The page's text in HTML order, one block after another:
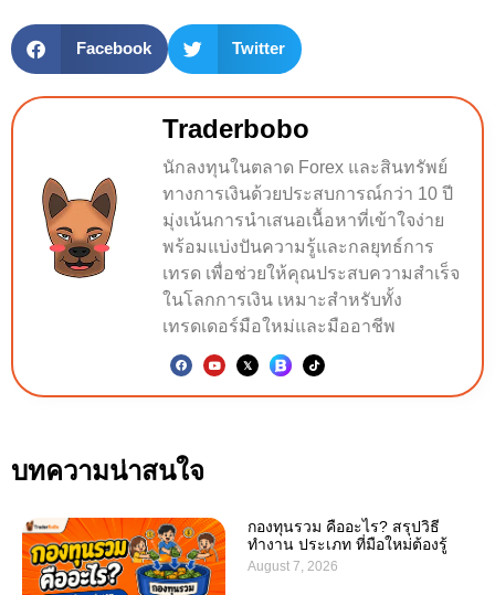
Facebook Twitter
Traderbobo
นักลงทุนในตลาด Forex และสินทรัพย์
ทางการเงินด้วยประสบการณ์กว่า 10 ปี
มุ่งเน้นการนำเสนอเนื้อหาที่เข้าใจง่าย
พร้อมแบ่งปันความรู้และกลยุทธ์การ
เทรด เพื่อช่วยให้คุณประสบความสำเร็จ
ในโลกการเงิน เหมาะสำหรับทั้ง
เทรดเดอร์มือใหม่และมืออาชีพ
บทความน่าสนใจ
กองทุนรวม คืออะไร? สรุปวิธี
ทำงาน ประเภท ที่มือใหม่ต้องรู้
August 7, 2026